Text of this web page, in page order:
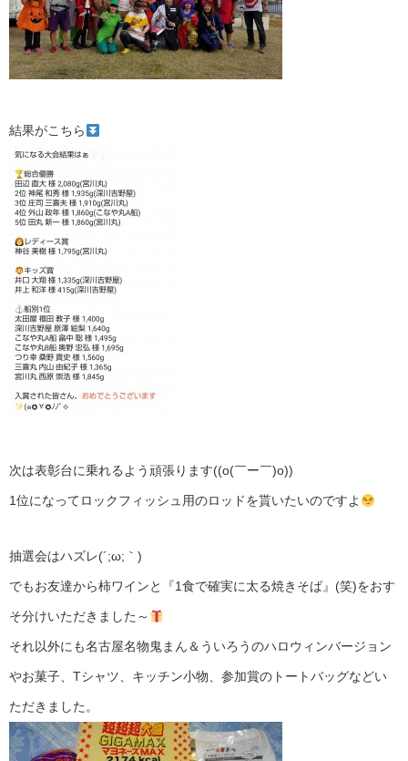
結果がこちら
次は表彰台に乗れるよう頑張ります((o(￣ー￣)o))
1位になってロックフィッシュ用のロッドを貰いたいのですよ
抽選会はハズレ(´;ω;｀)
でもお友達から柿ワインと『1食で確実に太る焼きそば』(笑)をおす
そ分けいただきました～
それ以外にも名古屋名物鬼まん＆ういろうのハロウィンバージョン
やお菓子、Tシャツ、キッチン小物、参加賞のトートバッグなどい
ただきました。